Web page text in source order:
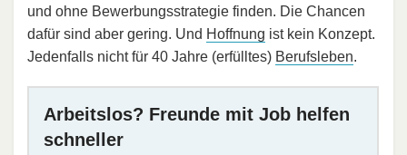
und ohne Bewerbungsstrategie finden. Die Chancen
dafür sind aber gering. Und Hoffnung ist kein Konzept.
Jedenfalls nicht für 40 Jahre (erfülltes) Berufsleben.
Arbeitslos? Freunde mit Job helfen
schneller